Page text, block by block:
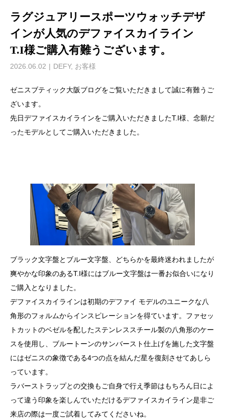
ラグジュアリースポーツウォッチデザ
インが人気のデファイスカイライン
T.I様ご購入有難うございます。
2026.06.02 DEFY, お客様
ゼニスブティック大阪ブログをご覧いただきまして誠に有難うご
ざいます。
先日デファイスカイラインをご購入いただきましたT.I様、念願だ
ったモデルとしてご購入いただきました。
ブラック文字盤とブルー文字盤、どちらかを最終迷われましたが
爽やかな印象のあるT.I様にはブルー文字盤は一番お似合いになり
ご購入となりました。
デファイスカイラインは初期のデファイ モデルのユニークな八
角形のフォルムからインスピレーションを得ています。ファセッ
トカットのベゼルを配したステンレススチール製の八角形のケー
スを使用し、ブルートーンのサンバースト仕上げを施した文字盤
にはゼニスの象徴である4つの点を結んだ星を復刻させてあしら
っています。
ラバーストラップとの交換もご自身で行え季節はもちろん日によ
って違う印象を楽しんでいただけるデファイスカイライン是非ご
来店の際は一度ご試着してみてくださいね。